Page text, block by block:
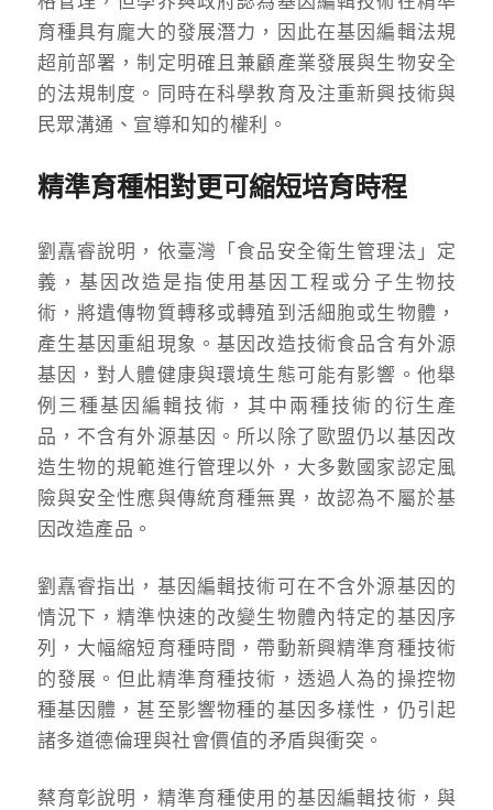
育種具有龐大的發展潛力，因此在基因編輯法規
超前部署，制定明確且兼顧產業發展與生物安全
的法規制度。同時在科學教育及注重新興技術與
民眾溝通、宣導和知的權利。
精準育種相對更可縮短培育時程
劉嚞睿說明，依臺灣「食品安全衛生管理法」定
義，基因改造是指使用基因工程或分子生物技
術，將遺傳物質轉移或轉殖到活細胞或生物體，
產生基因重組現象。基因改造技術食品含有外源
基因，對人體健康與環境生態可能有影響。他舉
例三種基因編輯技術，其中兩種技術的衍生產
品，不含有外源基因。所以除了歐盟仍以基因改
造生物的規範進行管理以外，大多數國家認定風
險與安全性應與傳統育種無異，故認為不屬於基
因改造產品。
劉嚞睿指出，基因編輯技術可在不含外源基因的
情況下，精準快速的改變生物體內特定的基因序
列，大幅縮短育種時間，帶動新興精準育種技術
的發展。但此精準育種技術，透過人為的操控物
種基因體，甚至影響物種的基因多樣性，仍引起
諸多道德倫理與社會價值的矛盾與衝突。
蔡育彰說明，精準育種使用的基因編輯技術，與